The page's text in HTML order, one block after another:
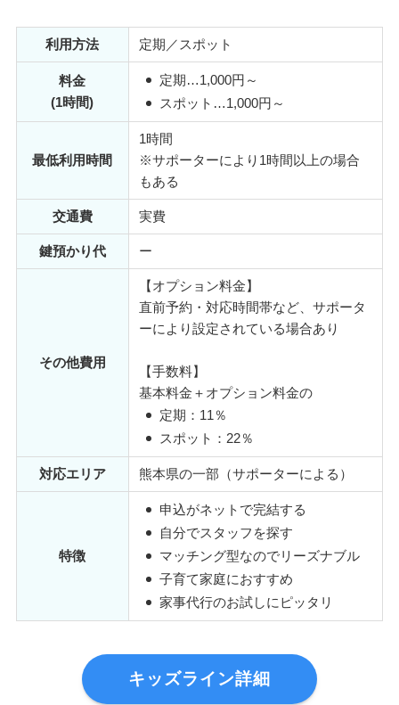
利用方法 定期／スポット
料金
(1時間)
定期…1,000円～
スポット …1,000円～
最低利用時間
1時間
※サポーターにより1時間以上の場合
もある
交通費 実費
鍵預かり代 ー
その他費用
【オプション料金】
直前予約・対応時間帯など、サポータ
ーにより設定されている場合あり
【手数料】
基本料金＋オプション料金の
定期：11％
スポット：22％
対応エリア 熊本県の一部（サポーターによる）
特徴
申込がネットで完結する
自分でスタッフを探す
マッチング型なのでリーズナブル
子育て家庭におすすめ
家事代行のお試しにピッタリ
キッズライン詳細